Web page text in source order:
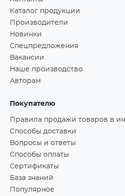
Каталог продукции
Производители
Новинки
Спецпредложения
Вакансии
Наше производство
Авторам
Покупателю
Правила продажи товаров в
Способы доставки
Вопросы и ответы
Способы оплаты
Сертификаты
База знаний
Популярное